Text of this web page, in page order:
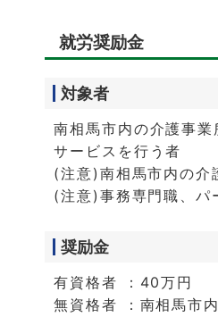
就労奨励金
対象者
南相馬市内の介護事
サービスを行う者
(注意)南相馬市内の介
(注意)事務専門職、パ
奨励金
有資格者 ：40万円
無資格者 ：南相馬市